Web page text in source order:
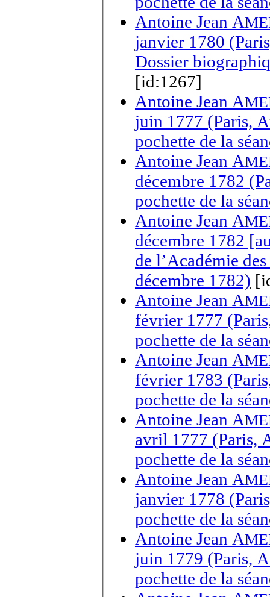
Antoine Jean A
janvier 1780
Dossier
[id:1267]
Antoine Jean A
juin 1777 (Paris,
pochette de la
Antoine Jean A
décembre 1782
pochette de la
Antoine Jean A
décembre 1782
de l’Académie
décembre 1782)
Antoine Jean A
février 1777
pochette de la
Antoine Jean A
février 1783
pochette de la
Antoine Jean A
avril 1777 (Paris,
pochette de la
Antoine Jean A
janvier 1778
pochette de la
Antoine Jean A
juin 1779 (Paris,
pochette de la